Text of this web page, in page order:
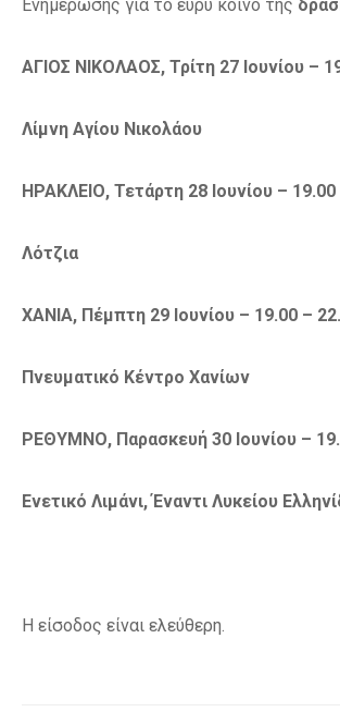
Ενημέρωσης για το ευρύ κοινό της
ΑΓΙΟΣ ΝΙΚΟΛΑΟΣ, Τρίτη 27 Ιουνίου –
Λίμνη Αγίου Νικολάου
ΗΡΑΚΛΕΙΟ, Τετάρτη 28 Ιουνίου –
Λότζια
ΧΑΝΙΑ, Πέμπτη 29 Ιουνίου – 19.00 –
Πνευματικό Κέντρο Χανίων
ΡΕΘΥΜΝΟ, Παρασκευή 30 Ιουνίου –
Ενετικό Λιμάνι, Έναντι Λυκείου
Η είσοδος είναι ελεύθερη.